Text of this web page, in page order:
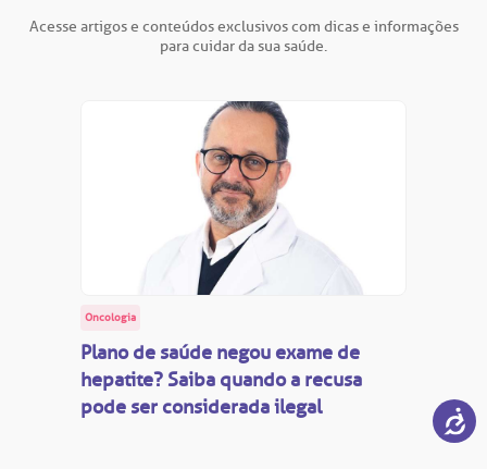
Acesse artigos e conteúdos exclusivos com dicas e informações
para cuidar da sua saúde.
Oncologia
Plano de saúde negou exame de
hepatite? Saiba quando a recusa
pode ser considerada ilegal